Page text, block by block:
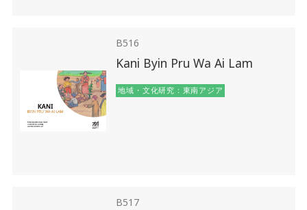
B516
Kani Byin Pru Wa Ai Lam
地域・文化研究：東南アジア
B517